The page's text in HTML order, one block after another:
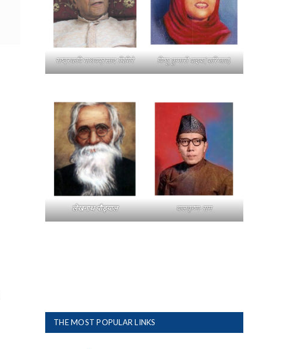
राष्ट्रकवि माधवप्रसाद घिमिरे विष्णु कुमारी वाइबा(पारिजात)
लेखनाथ पौड्याल बालकृष्ण-सम
THE MOST POPULAR LINKS